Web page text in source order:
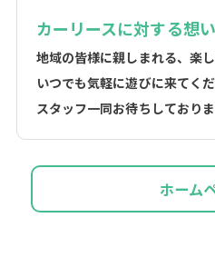
ホーム
カーリースに対する想い
地域の皆様に親しまれる、楽
いつでも気軽に遊びに来てくだ
スタッフ一同お待ちしておりま